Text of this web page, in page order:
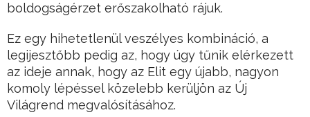
boldogságérzet erőszakolható rájuk.
Ez egy hihetetlenül veszélyes kombináció, a
legijesztőbb pedig az, hogy úgy tűnik elérkezett
az ideje annak, hogy az Elit egy újabb, nagyon
komoly lépéssel közelebb kerüljön az Új
Világrend megvalósításához.